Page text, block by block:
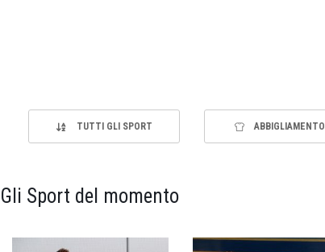
TUTTI GLI SPORT ABBIGLIAMENTO
Gli Sport del momento